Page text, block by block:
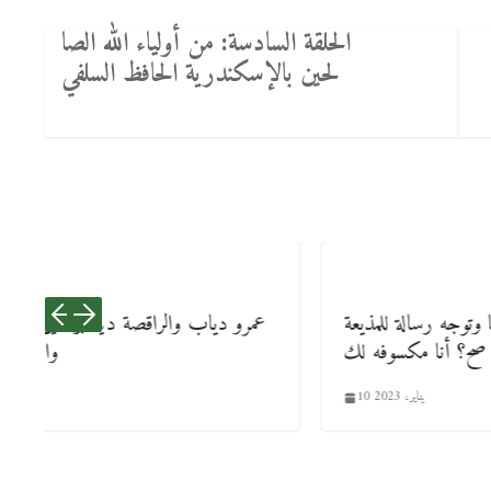
الحلقة السادسة: من أولياء الله الصا
لحين بالإسكندرية الحافظ السلفي
مايا مرسي تخرج عن صمتها وتوجه رسالة للمذيعة
إياها: أكيد دا برنامج مقالب صح؟ أنا مكسوفه لك